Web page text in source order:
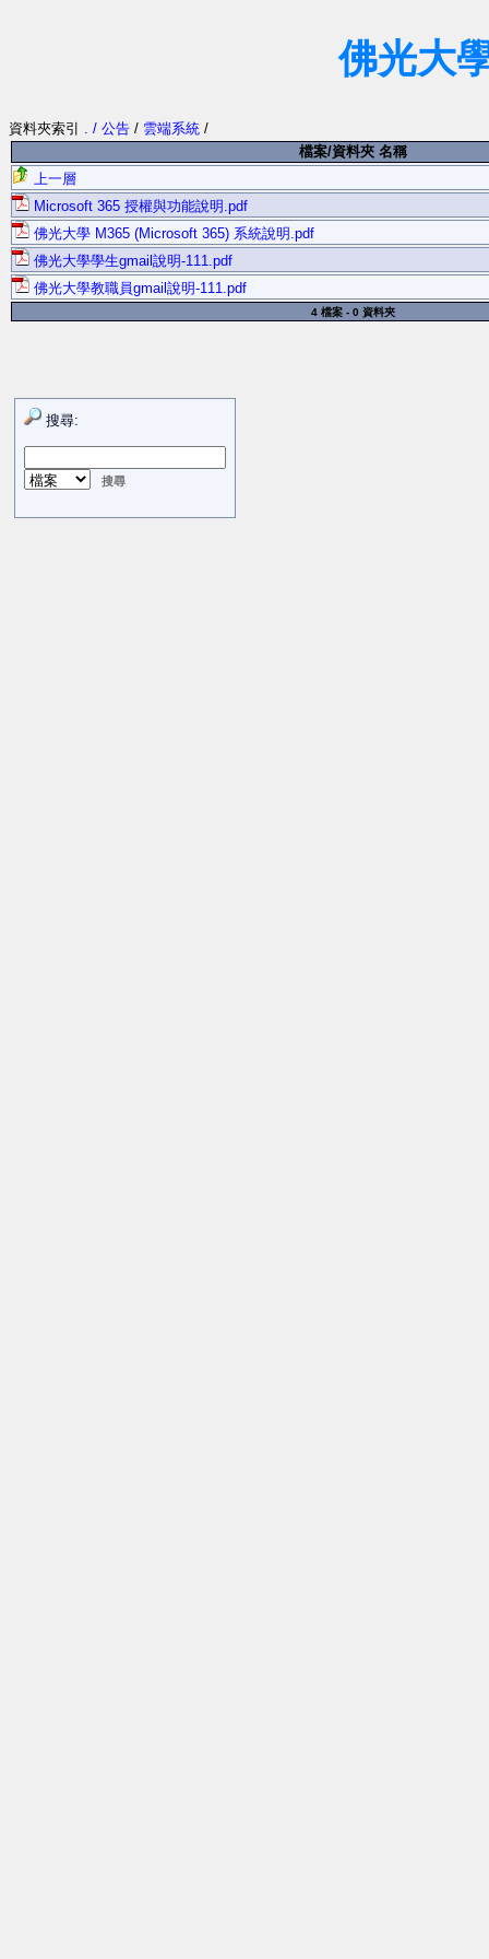
佛光大
資料夾索引 . / 公告 / 雲端系統 /
檔案/資料夾 名稱
上一層
Microsoft 365 授權與功能說明.pdf
佛光大學 M365 (Microsoft 365) 系統說明.pdf
佛光大學學生gmail說明-111.pdf
佛光大學教職員gmail說明-111.pdf
4 檔案 - 0 資料夾
搜尋: